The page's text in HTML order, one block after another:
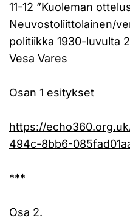
11-12 ”Kuoleman
Neuvostoliittolainen/
politiikka 1930-luvulta
Vesa Vares
Osan 1 esitykset
https://
494c-8bb6-
***
Osa 2.